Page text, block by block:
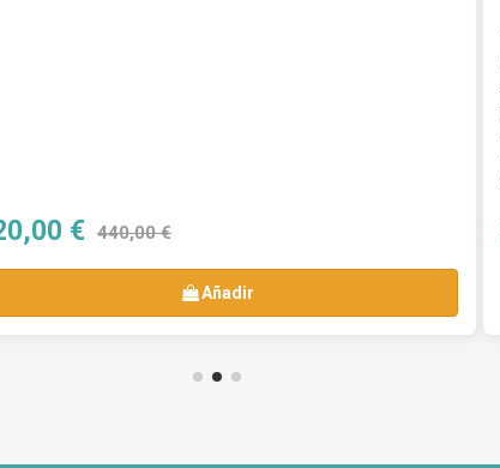
€ 440,00 €
Añadir